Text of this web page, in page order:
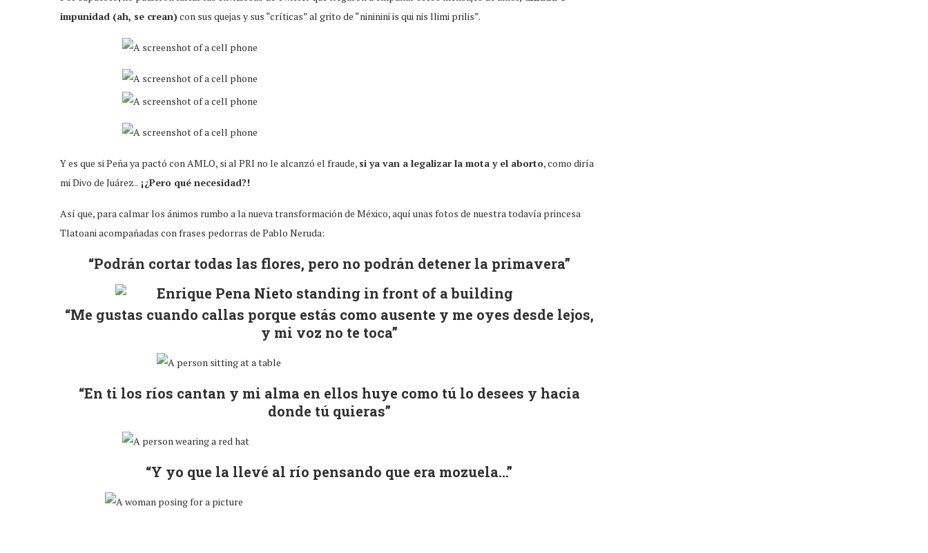
impunidad (ah, se crean)con sus quejas y sus “críticas” al grito de “nininini is qui nis llimi prilis”.
Y es que si Peña ya pactó con AMLO, si al PRI no le alcanzó el fraude, si ya van a legalizar la mota y el aborto, como diría
mi Divo de Juárez.. ¡¿Pero qué necesidad?!
Así que, para calmar los ánimos rumbo a la nueva transformación de México, aquí unas fotos de nuestra todavía princesa
Tlatoani acompañadas con frases pedorras de Pablo Neruda:
“Podrán cortar todas las flores, pero no podrán detener la primavera”
“Me gustas cuando callas porque estás como ausente y me oyes desde lejos,
y mi voz no te toca”
“En ti los ríos cantan y mi alma en ellos huye como tú lo desees y hacia
donde tú quieras”
“Y yo que la llevé al río pensando que era mozuela…”